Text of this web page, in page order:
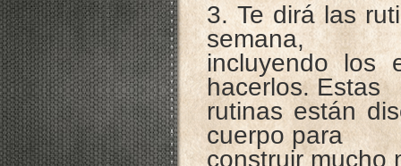
3. Te dirá las
semana,
incluyendo los
hacerlos. Estas
rutinas están
cuerpo para
construir mucho